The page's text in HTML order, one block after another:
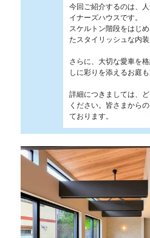
今回ご紹介するのは、
イナーズハウスです。
スケルトン階段をはじ
たスタイリッシュな内装
さらに、大切な愛車を
しに彩りを添えるお庭
詳細につきましては、
ください。皆さまから
ております。